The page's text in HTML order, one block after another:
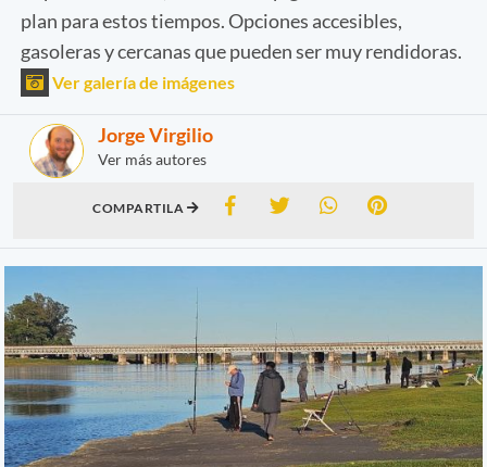
plan para estos tiempos. Opciones accesibles,
gasoleras y cercanas que pueden ser muy rendidoras.
Ver galería de imágenes
Jorge Virgilio
Ver más autores
COMPARTILA